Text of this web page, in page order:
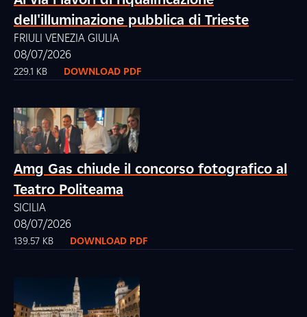
dell'illuminazione pubblica di Trieste
FRIULI VENEZIA GIULIA
08/07/2026
229.1 KB DOWNLOAD PDF
Amg Gas chiude il concorso fotografico al
Teatro Politeama
SICILIA
08/07/2026
139.57 KB DOWNLOAD PDF